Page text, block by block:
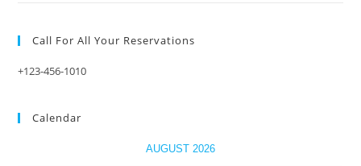
Call For All Your​ Reservations
+123-456-1010
Calendar
AUGUST 2026